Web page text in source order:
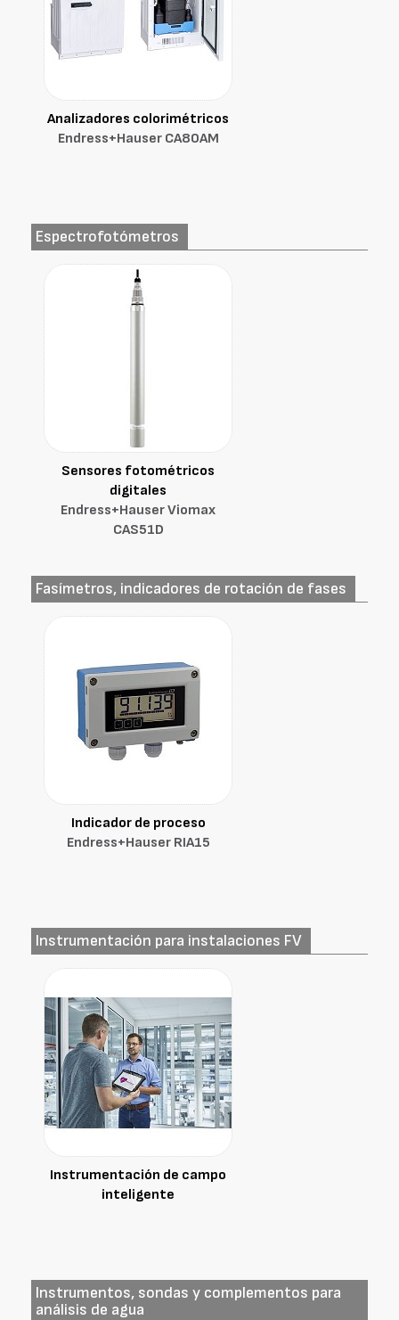
Analizadores colorimétricos
Endress+Hauser CA80AM
Espectrofotómetros
Sensores fotométricos
digitales
Endress+Hauser Viomax
CAS51D
Fasímetros, indicadores de rotación de fases
Indicador de proceso
Endress+Hauser RIA15
Instrumentación para instalaciones FV
Instrumentación de campo
inteligente
Instrumentos, sondas y complementos para
análisis de agua